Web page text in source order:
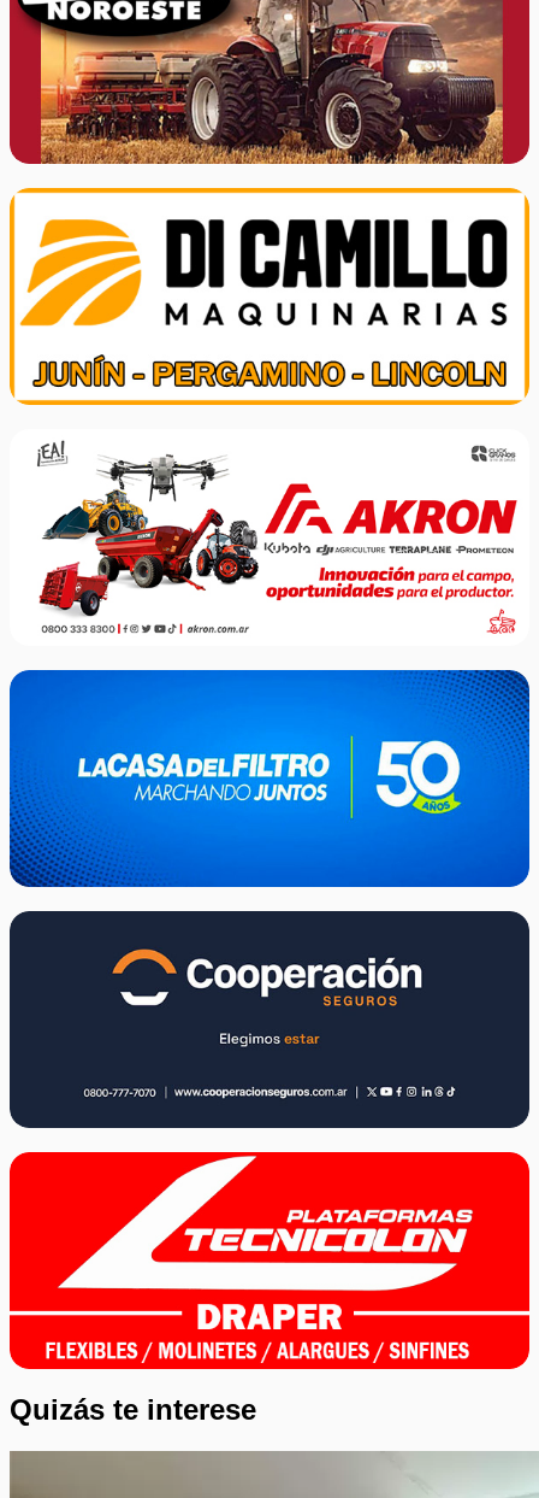
Quizás te interese